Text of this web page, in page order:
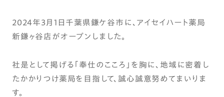
2024年3月1日千葉県鎌ケ谷市に、アイセイハート薬局
新鎌ヶ谷店がオープンしました。
社是として掲げる「奉仕のこころ」を胸に、地域に密着し
たかかりつけ薬局を目指して、誠心誠意努めてまいりま
す。